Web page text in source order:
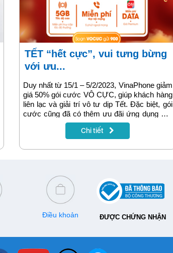
TẾT “hết cực”, vui tưng bừng
với ưu...
Duy nhất từ 15/1 – 5/2/2023, VinaPhone giảm
giá 50% gói cước VÔ CỰC, giúp khách hàng
liên lạc và giải trí vô tư dịp Tết. Đặc biệt, gói
cước cũng đã có thêm ưu đãi ứng dụng ON
Plus hấp dẫn dành cho người yêu thể thao.
Chi tiết
Điều khoản ĐƯỢC CHỨNG NHẬN